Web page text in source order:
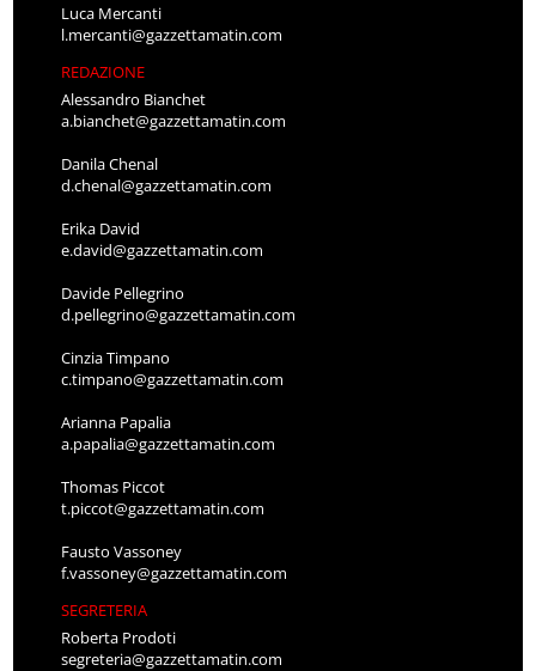
Luca Mercanti
l.mercanti@gazzettamatin.com
REDAZIONE
Alessandro Bianchet
a.bianchet@gazzettamatin.com
Danila Chenal
d.chenal@gazzettamatin.com
Erika David
e.david@gazzettamatin.com
Davide Pellegrino
d.pellegrino@gazzettamatin.com
Cinzia Timpano
c.timpano@gazzettamatin.com
Arianna Papalia
a.papalia@gazzettamatin.com
Thomas Piccot
t.piccot@gazzettamatin.com
Fausto Vassoney
f.vassoney@gazzettamatin.com
SEGRETERIA
Roberta Prodoti
segreteria@gazzettamatin.com